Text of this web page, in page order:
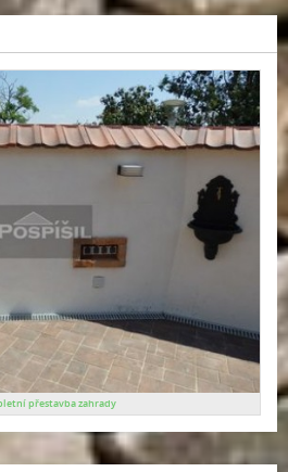
přestavba zahrady